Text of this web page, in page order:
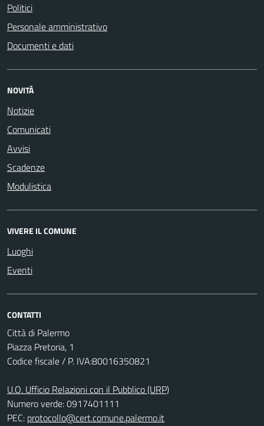
Politici
Personale amministrativo
Documenti e dati
NOVITÀ
Notizie
Comunicati
Avvisi
Scadenze
Modulistica
VIVERE IL COMUNE
Luoghi
Eventi
CONTATTI
Città di Palermo
Piazza Pretoria, 1
Codice fiscale / P. IVA:80016350821
U.O. Ufficio Relazioni con il Pubblico (URP)
Numero verde: 0917401111
PEC: protocollo@cert.comune.palermo.it